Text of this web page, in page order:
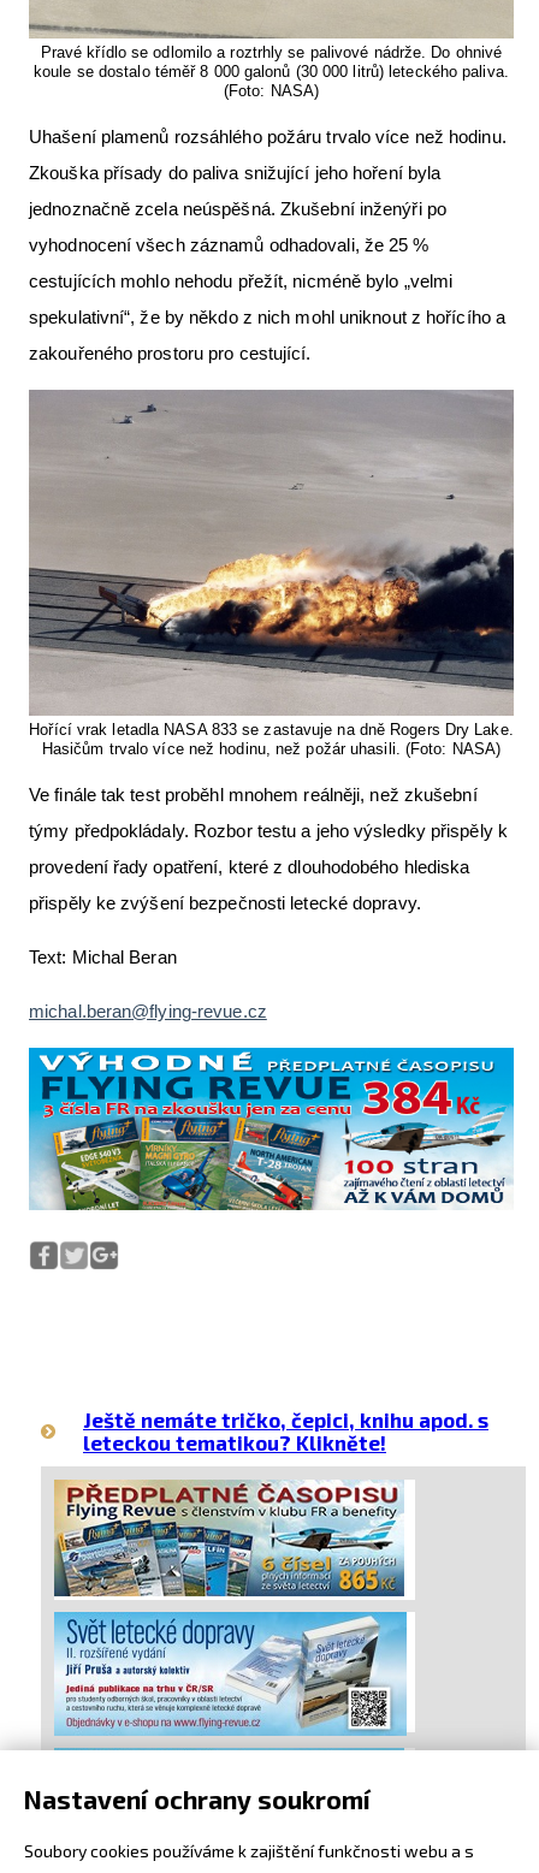
Pravé křídlo se odlomilo a roztrhly se palivové nádrže. Do ohnivé
koule se dostalo téměř 8 000 galonů (30 000 litrů) leteckého paliva.
(Foto: NASA)
Uhašení plamenů rozsáhlého požáru trvalo více než hodinu.
Zkouška přísady do paliva snižující jeho hoření byla
jednoznačně zcela neúspěšná. Zkušební inženýři po
vyhodnocení všech záznamů odhadovali, že 25 %
cestujících mohlo nehodu přežít, nicméně bylo „velmi
spekulativní“, že by někdo z nich mohl uniknout z hořícího a
zakouřeného prostoru pro cestující.
Hořící vrak letadla NASA 833 se zastavuje na dně Rogers Dry Lake.
Hasičům trvalo více než hodinu, než požár uhasili. (Foto: NASA)
Ve finále tak test proběhl mnohem reálněji, než zkušební
týmy předpokládaly. Rozbor testu a jeho výsledky přispěly k
provedení řady opatření, které z dlouhodobého hlediska
přispěly ke zvýšení bezpečnosti letecké dopravy.
Text: Michal Beran
michal.beran@flying-revue.cz
Ještě nemáte tričko, čepici, knihu apod. s
leteckou tematikou? Klikněte!
Nastavení ochrany soukromí
Soubory cookies používáme k zajištění funkčnosti webu a s